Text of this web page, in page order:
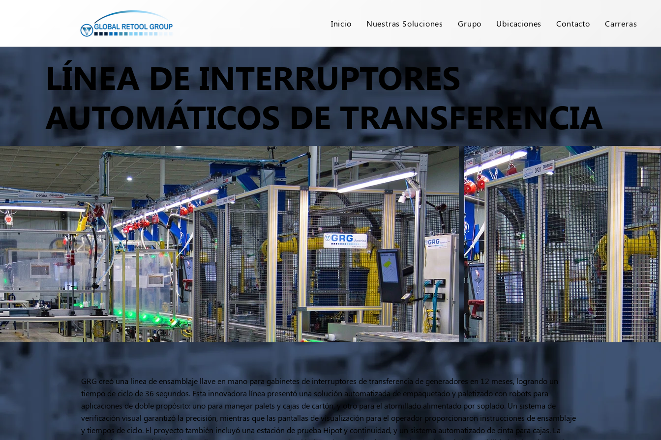
Inicio Nuestras Soluciones Grupo Ubicaciones Contacto Carreras
LÍNEA DE INTERRUPTORES
AUTOMÁTICOS DE TRANSFERENCIA
GRG creó una línea de ensamblaje llave en mano para gabinetes de interruptores de transferencia de generadores en 12 meses, logrando un
tiempo de ciclo de 36 segundos. Esta innovadora línea presentó una solución automatizada de empaquetado y paletizado con robots para
aplicaciones de doble propósito: uno para manejar palets y cajas de cartón, y otro para el atornillado alimentado por soplado. Un sistema de
verificación visual garantizó la precisión, mientras que las pantallas de visualización para el operador proporcionaron instrucciones de ensamblaje
y tiempos de ciclo. El proyecto también incluyó una estación de prueba Hipot y continuidad, y un sistema automatizado de cinta para cajas. La